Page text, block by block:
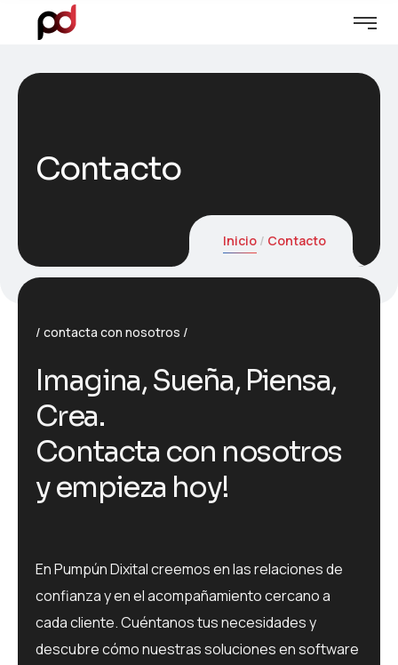
Contacto
Inicio Contacto
contacta con nosotros
Imagina, Sueña, Piensa,
Crea.
Contacta con nosotros
yempieza hoy!
En Pumpún Dixital creemos en las relaciones de
confianza y en el acompañamiento cercano a
cada cliente. Cuéntanos tus necesidades y
descubre cómo nuestras soluciones en software